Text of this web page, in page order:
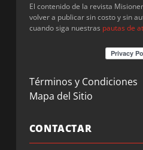
El contenido de la revista
volver a publicar sin costo y sin
cuando siga nuestras pautas de
Términos y Condiciones
Mapa del Sitio
CONTACTAR